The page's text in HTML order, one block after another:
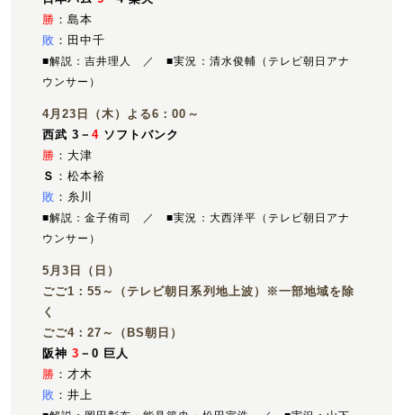
勝 ：島本
敗 ：田中千
■解説：吉井理人 ／ ■実況：清水俊輔（テレビ朝日アナ
ウンサー）
4月23日（木）よる6：00～
西武 3－4 ソフトバンク
勝 ：大津
Ｓ ：松本裕
敗 ：糸川
■解説：金子侑司 ／ ■実況：大西洋平（テレビ朝日アナ
ウンサー）
5月3日（日）
ごご1：55～（テレビ朝日系列地上波）※一部地域を除
く
ごご4：27～（BS朝日）
阪神3 －0 巨人
勝 ：才木
敗 ：井上